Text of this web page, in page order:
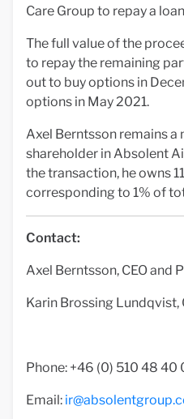
Care Group to repay a
The full value of the
to repay the remaining
out to buy options in
options in May 2021.
Axel Berntsson remains
shareholder in Absolent
the transaction, he owns
corresponding to 1% of
Contact:
Axel Berntsson, CEO and
Karin Brossing Lundqvist,
Phone: +46 (0) 510 48 40
Email: